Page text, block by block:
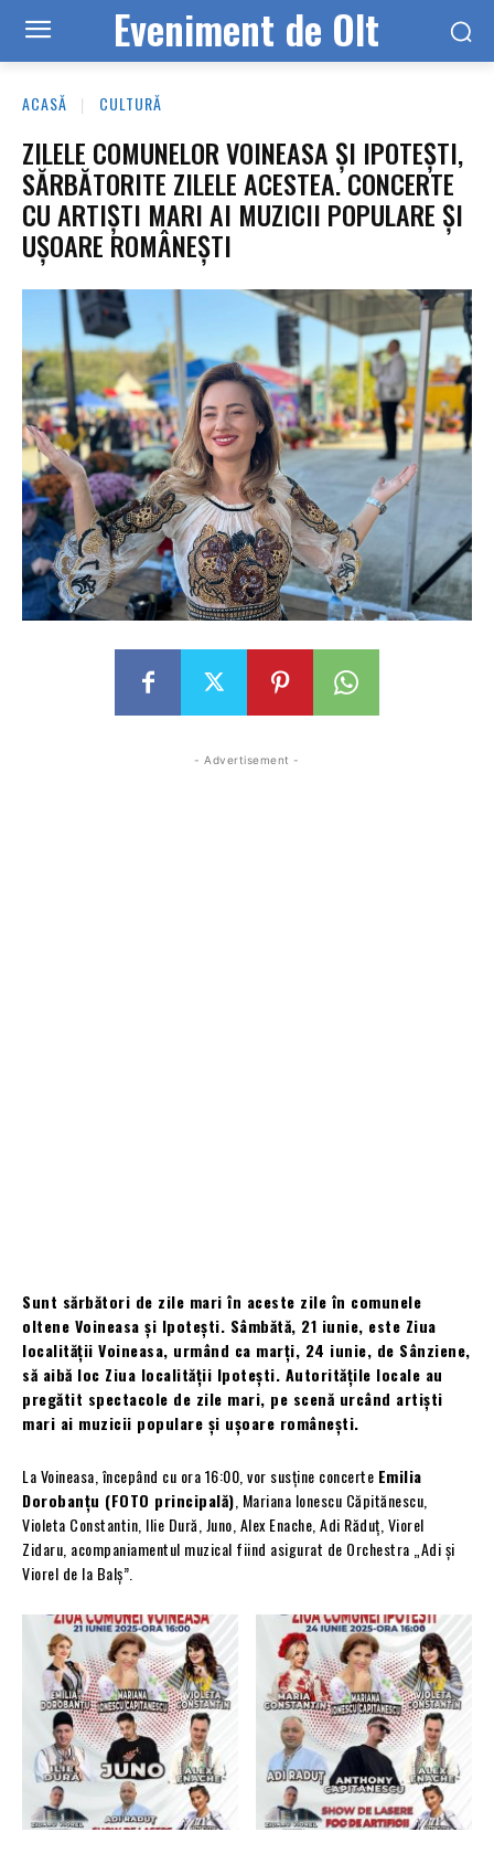
Eveniment de Olt
ACASĂ CULTURĂ
ZILELE COMUNELOR VOINEASA ȘI IPOTEȘTI,
SĂRBĂTORITE ZILELE ACESTEA. CONCERTE
CU ARTIȘTI MARI AI MUZICII POPULARE ȘI
UȘOARE ROMÂNEȘTI
- Advertisement -
Sunt sărbători de zile mari în aceste zile în comunele
oltene Voineasa și Ipotești. Sâmbătă, 21 iunie, este Ziua
localității Voineasa, urmând ca marți, 24 iunie, de Sânziene,
să aibă loc Ziua localității Ipotești. Autoritățile locale au
pregătit spectacole de zile mari, pe scenă urcând artiști
mari ai muzicii populare și ușoare românești.
La Voineasa, începând cu ora 16:00, vor susține concerte Emilia
Dorobanțu (FOTO principală) , Mariana Ionescu Căpitănescu,
Violeta Constantin, Ilie Dură, Juno, Alex Enache, Adi Răduț, Viorel
Zidaru, acompaniamentul muzical fiind asigurat de Orchestra „Adi și
Viorel de la Balș”.